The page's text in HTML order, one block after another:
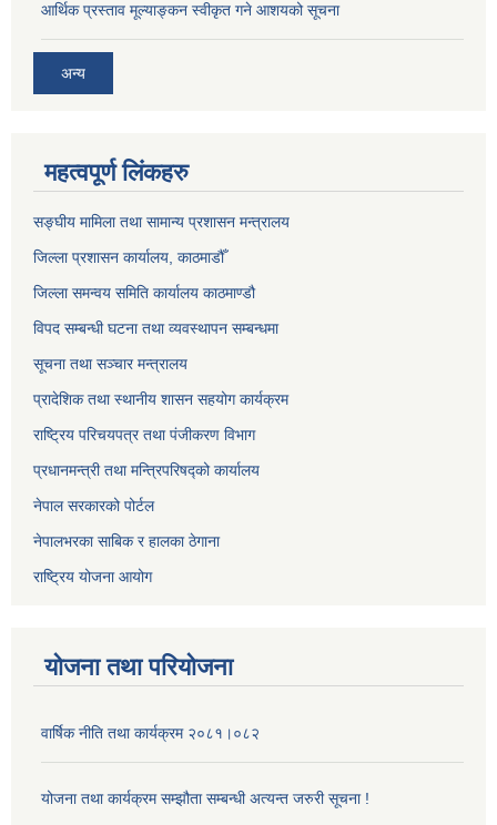
आर्थिक प्रस्ताव मूल्याङ्कन स्वीकृत गने आशयको सूचना
अन्य
महत्वपूर्ण लिंकहरु
सङ्‍घीय मामिला तथा सामान्य प्रशासन मन्त्रालय
जिल्ला प्रशासन कार्यालय, काठमाडौँ
जिल्ला समन्वय समिति कार्यालय काठमाण्ड‌ौ
विपद सम्बन्धी घटना तथा व्यवस्थापन सम्बन्धमा
सूचना तथा सञ्चार मन्त्रालय
प्रादेशिक तथा स्थानीय शासन सहयोग कार्यक्रम
राष्ट्रिय परिचयपत्र तथा पंजीकरण विभाग
प्रधानमन्त्री तथा मन्त्रिपरिषद्को कार्यालय
नेपाल सरकारको पोर्टल
नेपालभरका साबिक र हालका ठेगाना
राष्ट्रिय योजना आयोग
योजना तथा परियोजना
वार्षिक नीति तथा कार्यक्रम २०८१।०८२
योजना तथा कार्यक्रम सम्झौता सम्बन्धी अत्यन्त जरुरी सूचना !